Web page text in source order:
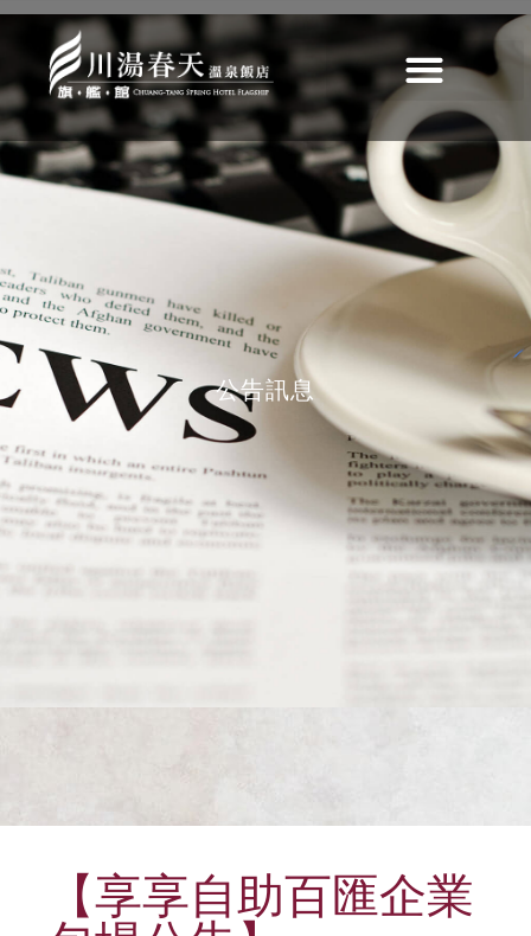
享享自助百匯企業包場公告
包場公告
> 最新消息 > 歷史 【享享自助百匯企業包場公告】
公告訊息
【享享自助百匯企業